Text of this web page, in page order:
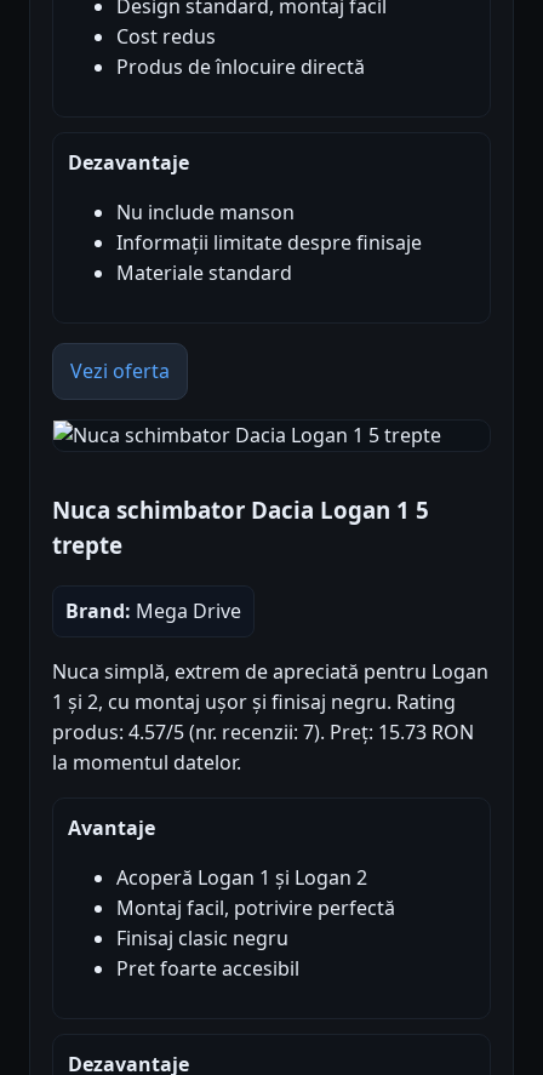
Design standard, montaj facil
Cost redus
Produs de înlocuire directă
Dezavantaje
Nu include manson
Informații limitate despre finisaje
Materiale standard
Vezi oferta
Nuca schimbator Dacia Logan 1 5
trepte
Brand: Mega Drive
Nuca simplă, extrem de apreciată pentru Logan
1 și 2, cu montaj ușor și finisaj negru. Rating
produs: 4.57/5 (nr. recenzii: 7). Preț: 15.73 RON
la momentul datelor.
Avantaje
Acoperă Logan 1 și Logan 2
Montaj facil, potrivire perfectă
Finisaj clasic negru
Pret foarte accesibil
Dezavantaje